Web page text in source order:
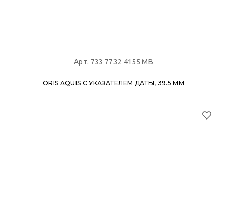
Арт. 733 7732 4155 MB
ORIS AQUIS С УКАЗАТЕЛЕМ ДАТЫ, 39.5 ММ